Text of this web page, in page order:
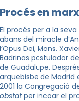
Procés en
El procés per a la seva
abans del miracle
l’Opus Dei, Mons.
Badrinas postulador
de Guadalupe.
arquebisbe de
2001 la Congregació
obstatper incoar el